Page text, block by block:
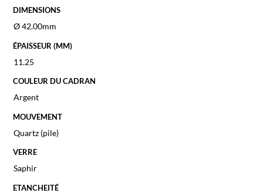
DIMENSIONS
Ø 42.00mm
ÉPAISSEUR (MM)
11.25
COULEUR DU CADRAN
Argent
MOUVEMENT
Quartz (pile)
VERRE
Saphir
ETANCHEITÉ